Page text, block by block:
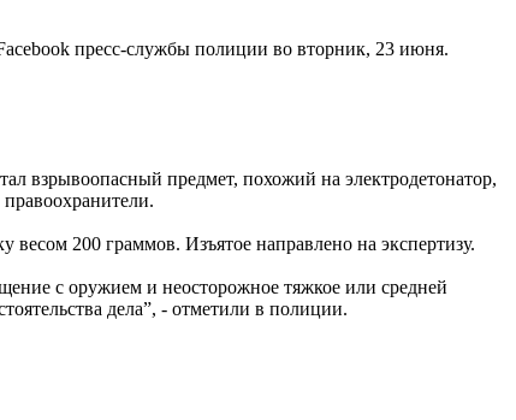
пресс-службы полиции во вторник, 23 июня.
взрывоопасный предмет, похожий на электродетонатор,
200 граммов. Изъятое направлено на экспертизу.
с оружием и неосторожное тяжкое или средней
дела”, - отметили в полиции.